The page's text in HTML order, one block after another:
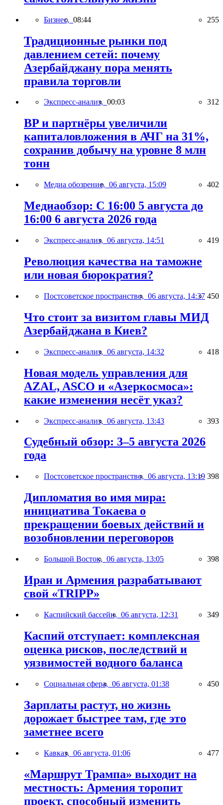
Бизнес, 08:44 255
Традиционные рынки под
давлением сетей: почему
Азербайджану пора менять
правила торговли
Экспресс-анализ, 00:03 312
BP и партнёры увеличили
капиталовложения в АЧГ на 31%,
сохранив добычу на уровне 8 млн
тонн
Медиа обозрение, 06 августа, 15:09 402
Медиаобзор: С 16:00 5 августа до
16:00 6 августа 2026 года
Экспресс-анализ, 06 августа, 14:51 419
Революция качества на таможне
или новая бюрократия?
Постсоветское пространство, 06 августа, 14:37 450
Что стоит за визитом главы МИД
Азербайджана в Киев?
Экспресс-анализ, 06 августа, 14:32 418
Новая модель управления для
AZAL, ASCO и «Азеркосмоса»:
какие изменения несёт указ?
Экспресс-анализ, 06 августа, 13:43 393
Судебный обзор: 3–5 августа 2026
года
Постсоветское пространство, 06 августа, 13:19 398
Дипломатия во имя мира:
инициатива Токаева о
прекращении боевых действий и
возобновлении переговоров
Большой Восток, 06 августа, 13:05 398
Иран и Армения разрабатывают
свой «TRIPP»
Каспийский бассейн, 06 августа, 12:31 349
Каспий отступает: комплексная
оценка рисков, последствий и
уязвимостей водного баланса
Социальная сфера, 06 августа, 01:38 450
Зарплаты растут, но жизнь
дорожает быстрее там, где это
заметнее всего
Кавказ, 06 августа, 01:06 477
«Маршрут Трампа» выходит на
местность: Армения торопит
проект, способный изменить